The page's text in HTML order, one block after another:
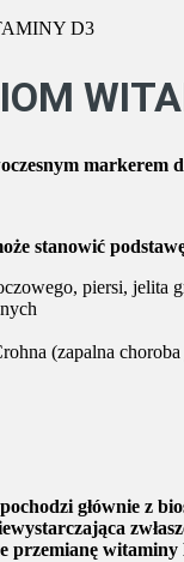
D3
markerem
stanowić
piersi, jelita
(zapalna
głównie z
przemianę